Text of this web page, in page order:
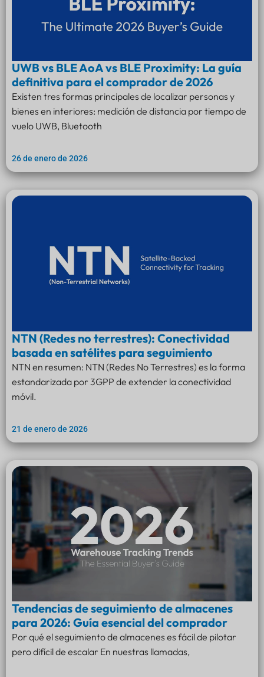
UWB vs BLE AoA vs BLE Proximity: La guía
definitiva para el comprador de 2026
Existen tres formas principales de localizar personas y
bienes en interiores: medición de distancia por tiempo de
vuelo UWB, Bluetooth
26 de enero de 2026
NTN (Redes no terrestres): Conectividad
basada en satélites para seguimiento
NTN en resumen: NTN (Redes No Terrestres) es la forma
estandarizada por 3GPP de extender la conectividad
móvil.
21 de enero de 2026
Tendencias de seguimiento de almacenes
para 2026: Guía esencial del comprador
Por qué el seguimiento de almacenes es fácil de pilotar
pero difícil de escalar En nuestras llamadas,